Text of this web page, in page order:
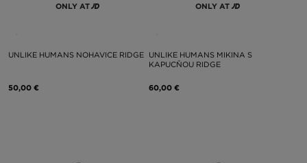
ONLY AT
UNLIKE HUMANS NOHAVICE RIDGE
50,00 €
ONLY AT
UNLIKE HUMANS MIKINA S
KAPUCŇOU RIDGE
60,00 €